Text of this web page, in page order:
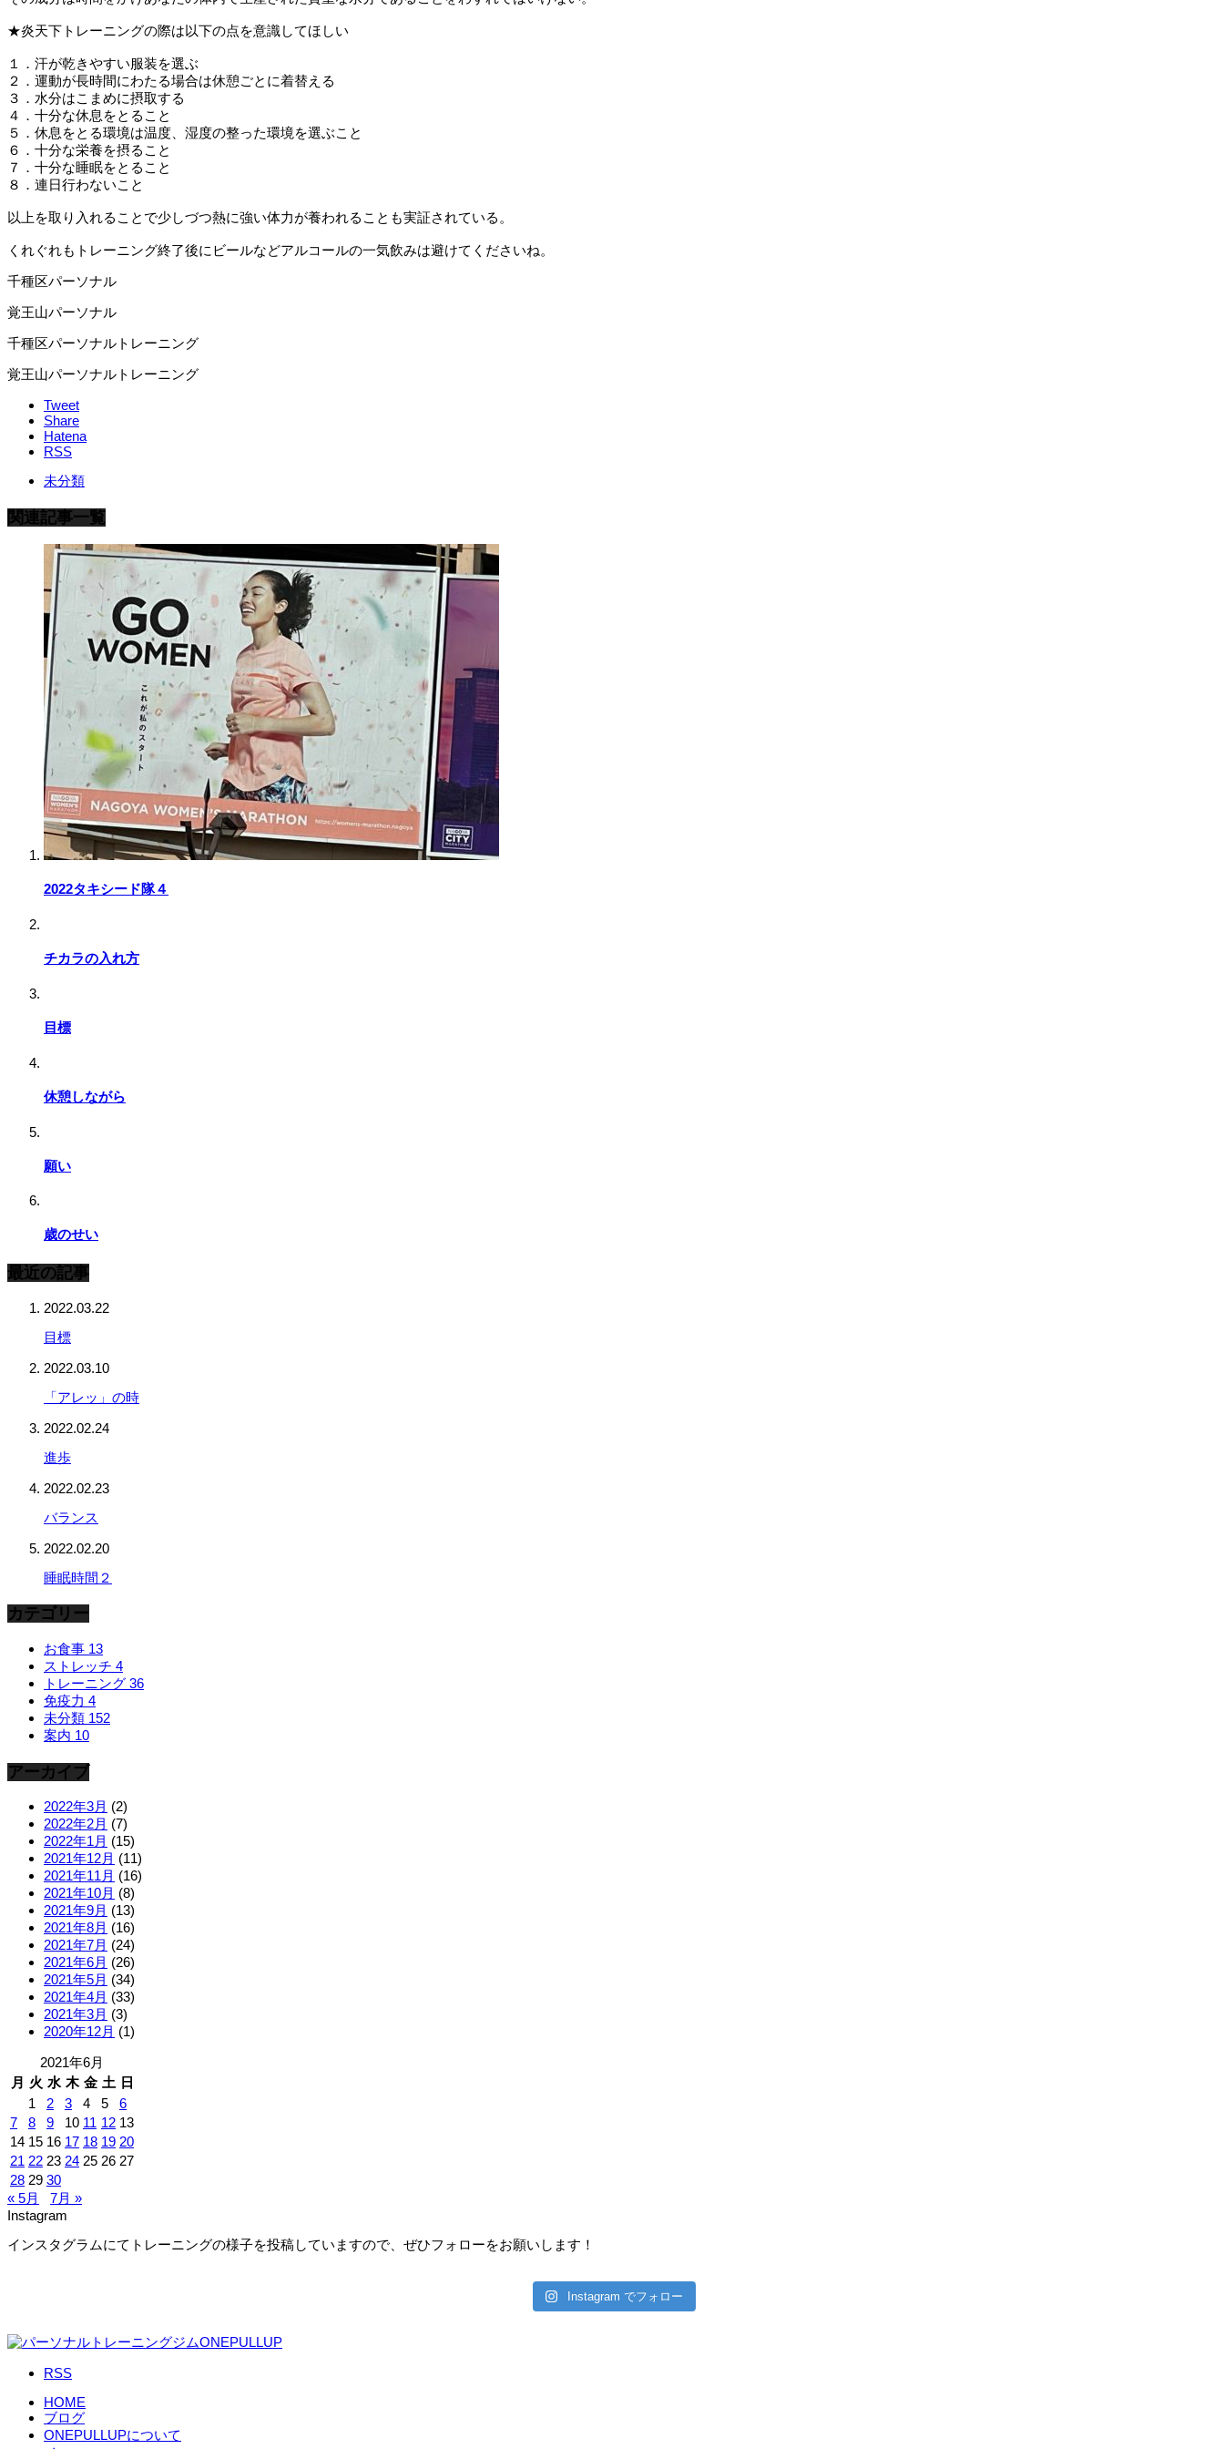
★炎天下トレーニングの際は以下の点を意識してほしい
１．汗が乾きやすい服装を選ぶ
２．運動が長時間にわたる場合は休憩ごとに着替える
３．水分はこまめに摂取する
４．十分な休息をとること
５．休息をとる環境は温度、湿度の整った環境を選ぶこと
６．十分な栄養を摂ること
７．十分な睡眠をとること
８．連日行わないこと
以上を取り入れることで少しづつ熱に強い体力が養われることも実証されている。
くれぐれもトレーニング終了後にビールなどアルコールの一気飲みは避けてくださいね。
千種区パーソナル
覚王山パーソナル
千種区パーソナルトレーニング
覚王山パーソナルトレーニング
Tweet
Share
Hatena
RSS
未分類
関連記事一覧
2022タキシード隊４
チカラの入れ方
目標
休憩しながら
願い
歳のせい
最近の記事
2022.03.22
目標
2022.03.10
「アレッ」の時
2022.02.24
進歩
2022.02.23
バランス
2022.02.20
睡眠時間２
カテゴリー
お食事 13
ストレッチ 4
トレーニング 36
免疫力 4
未分類 152
案内 10
アーカイブ
2022年3月 (2)
2022年2月 (7)
2022年1月 (15)
2021年12月 (11)
2021年11月 (16)
2021年10月 (8)
2021年9月 (13)
2021年8月 (16)
2021年7月 (24)
2021年6月 (26)
2021年5月 (34)
2021年4月 (33)
2021年3月 (3)
2020年12月 (1)
2021年6月
月 火 水 木 金 土 日
1
2 3 4 5
6
7
8 9 10 11 12 13
14 15 16 17 18 19 20
21 22 23 24 25 26 27
28 29 30
« 5月
7月 »
Instagram
インスタグラムにてトレーニングの様子を投稿していますので、ぜひフォローをお願いします！
Instagram でフォロー
RSS
HOME
ブログ
ONEPULLUPについて